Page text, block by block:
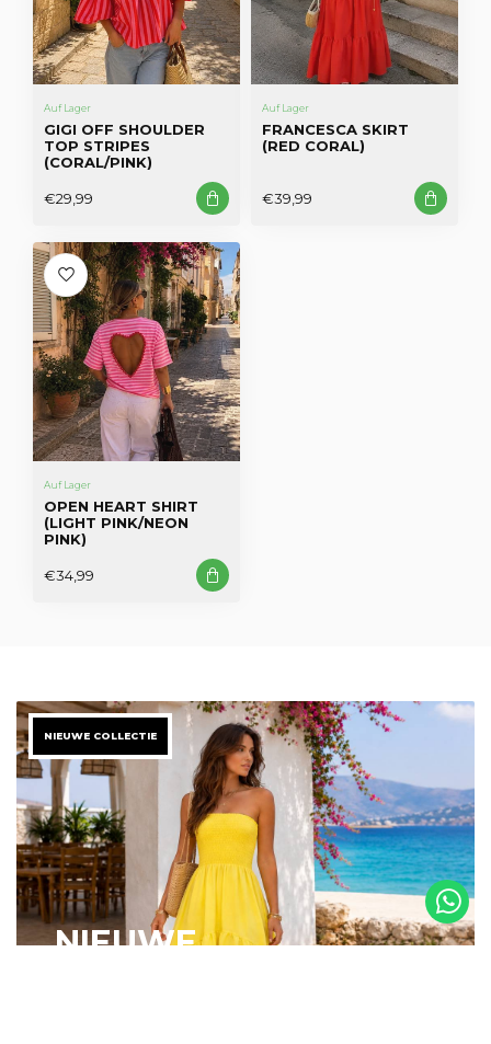
Auf Lager
GIGI OFF SHOULDER
TOP STRIPES
(CORAL/PINK)
€29,99
Auf Lager
FRANCESCA SKIRT
(RED CORAL)
€39,99
Auf Lager
OPEN HEART SHIRT
(LIGHT PINK/NEON
PINK)
€34,99
NIEUWE COLLECTIE
NIEUWE